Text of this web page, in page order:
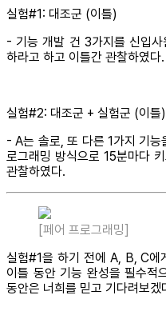
실험#1: 대조군 (이틀)
- 기능 개발 건 3가지를 신입
하라고 하고 이틀간 관찰하였다.
실험#2: 대조군 + 실험군 (이틀)
- A는 솔로, 또 다른 1가지 기
로그래밍 방식으로 15분마다
관찰하였다.
[페어 프로그래밍]
실험#1을 하기 전에 A, B, C에
이틀 동안 기능 완성을 필수적
동안은 너희를 믿고 기다려보